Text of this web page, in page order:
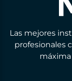
Las mejores
profesionales